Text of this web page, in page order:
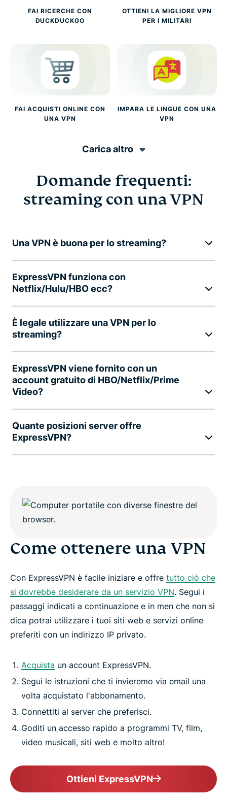
FAI RICERCHE CON
DUCKDUCKGO
OTTIENI LA MIGLIORE VPN
PER I MILITARI
FAI ACQUISTI ONLINE CON
UNA VPN
IMPARA LE LINGUE CON UNA
VPN
Carica altro
Domande frequenti:
streaming con una VPN
Una VPN è buona per lo streaming?
ExpressVPN funziona con
Netflix/Hulu/HBO ecc?
È legale utilizzare una VPN per lo
streaming?
ExpressVPN viene fornito con un
account gratuito di HBO/Netflix/Prime
Video?
Quante posizioni server offre
ExpressVPN?
Come ottenere una VPN
Con ExpressVPN è facile iniziare e offre tutto ciò che
si dovrebbe desiderare da un servizio VPN. Segui i
passaggi indicati a continuazione e in men che non si
dica potrai utilizzare i tuoi siti web e servizi online
preferiti con un indirizzo IP privato.
Acquista un account ExpressVPN.
Segui le istruzioni che ti invieremo via email una
volta acquistato l'abbonamento.
Connettiti al server che preferisci.
Goditi un accesso rapido a programmi TV, film,
video musicali, siti web e molto altro!
Ottieni ExpressVPN